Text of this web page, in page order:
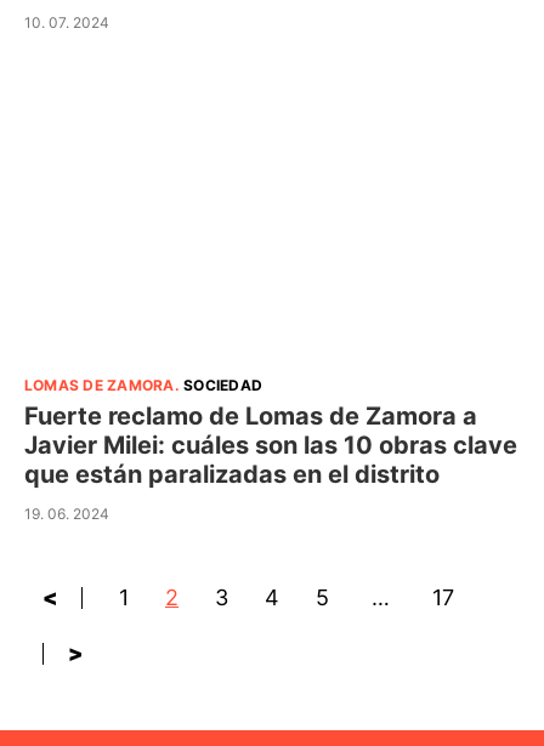
10. 07. 2024
LOMAS DE ZAMORA.SOCIEDAD
Fuerte reclamo de Lomas de Zamora a
Javier Milei: cuáles son las 10 obras clave
que están paralizadas en el distrito
19. 06. 2024
< 1 2 3 4 5 … 17
>